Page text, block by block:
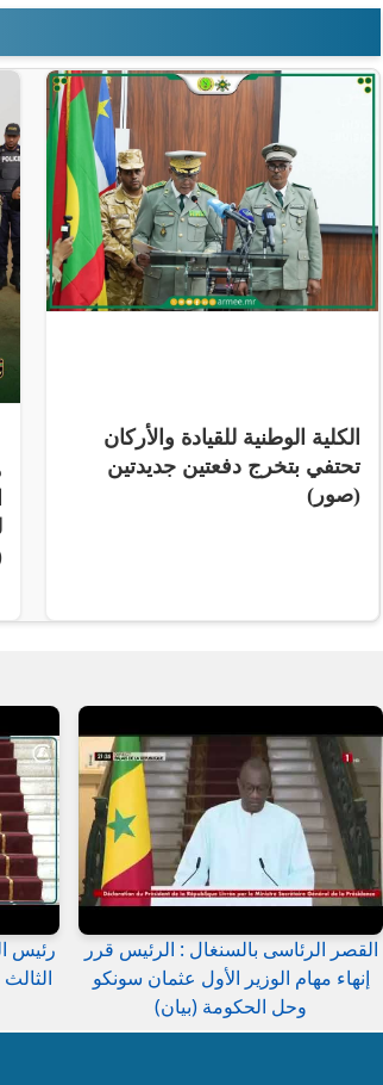
الكلية الوطنية للقيادة والأركان
تحتفي بتخرج دفعتين جديدتين
(صور)
القصر الرئاسى بالسنغال : الرئيس قرر
إنهاء مهام الوزير الأول عثمان سونكو
وحل الحكومة (بيان)
رئيس